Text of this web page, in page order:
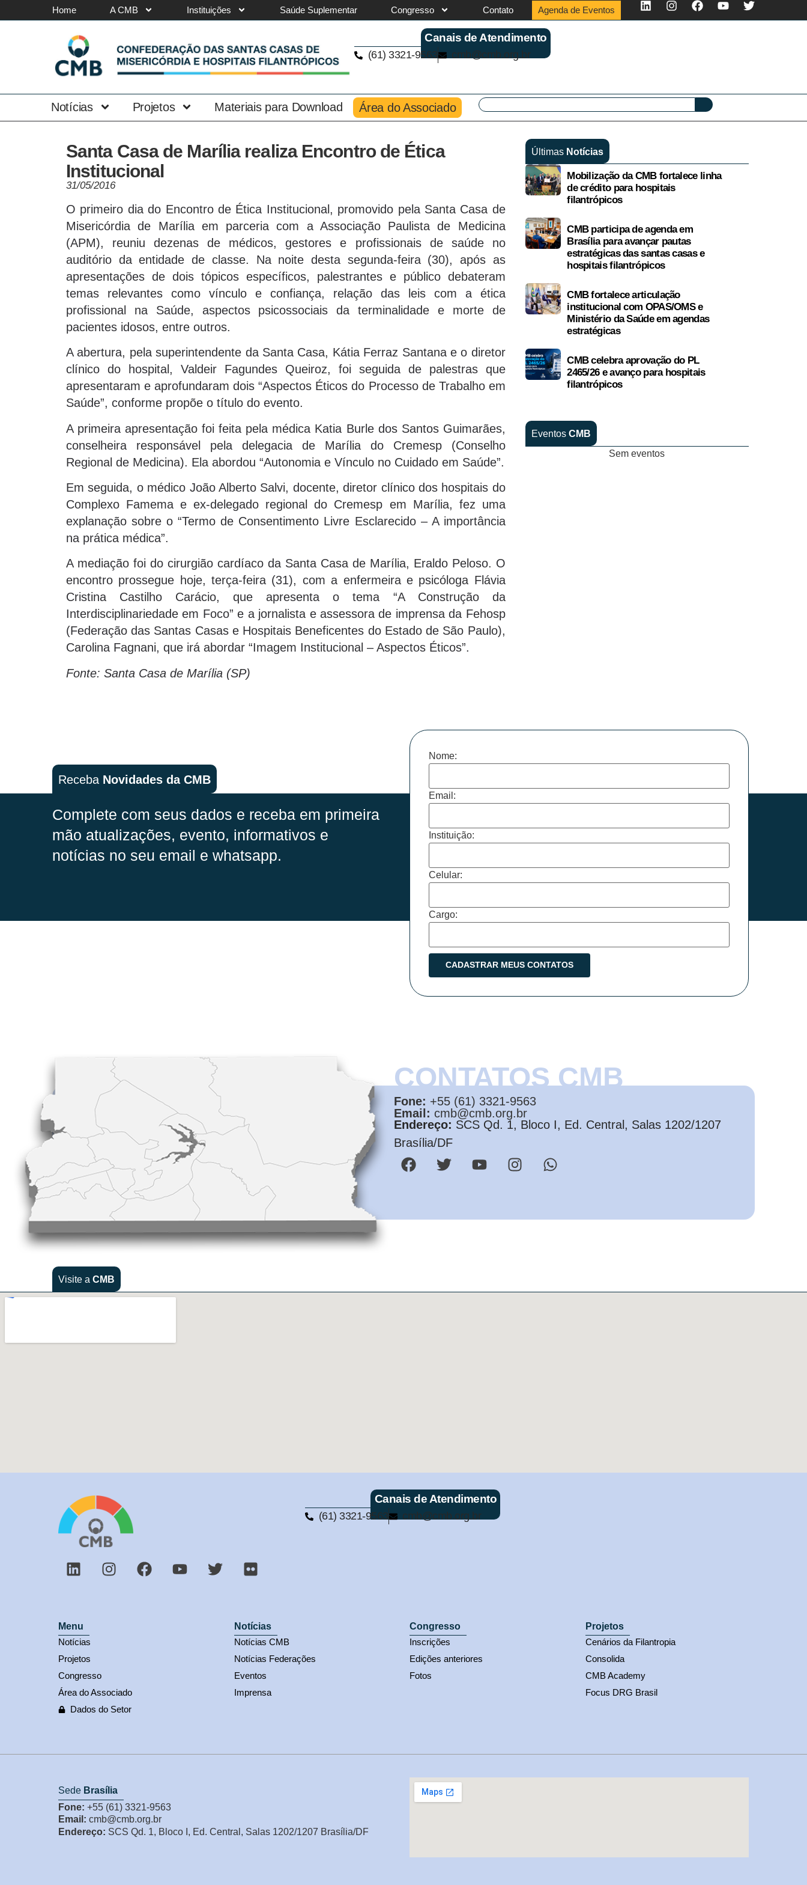
Home A CMB Instituições Saúde Suplementar Congresso Contato Agenda de Eventos
Canais de Atendimento
(61) 3321-9563 cmb@cmb.org.br
Notícias Projetos Materiais para Download Área do Associado
Santa Casa de Marília realiza Encontro de Ética
Institucional
31/05/2016
O primeiro dia do Encontro de Ética Institucional, promovido pela Santa Casa de
Misericórdia de Marília em parceria com a Associação Paulista de Medicina
(APM), reuniu dezenas de médicos, gestores e profissionais de saúde no
auditório da entidade de classe. Na noite desta segunda-feira (30), após as
apresentações de dois tópicos específicos, palestrantes e público debateram
temas relevantes como vínculo e confiança, relação das leis com a ética
profissional na Saúde, aspectos psicossociais da terminalidade e morte de
pacientes idosos, entre outros.
A abertura, pela superintendente da Santa Casa, Kátia Ferraz Santana e o diretor
clínico do hospital, Valdeir Fagundes Queiroz, foi seguida de palestras que
apresentaram e aprofundaram dois “Aspectos Éticos do Processo de Trabalho em
Saúde”, conforme propõe o título do evento.
A primeira apresentação foi feita pela médica Katia Burle dos Santos Guimarães,
conselheira responsável pela delegacia de Marília do Cremesp (Conselho
Regional de Medicina). Ela abordou “Autonomia e Vínculo no Cuidado em Saúde”.
Em seguida, o médico João Alberto Salvi, docente, diretor clínico dos hospitais do
Complexo Famema e ex-delegado regional do Cremesp em Marília, fez uma
explanação sobre o “Termo de Consentimento Livre Esclarecido – A importância
na prática médica”.
A mediação foi do cirurgião cardíaco da Santa Casa de Marília, Eraldo Peloso. O
encontro prossegue hoje, terça-feira (31), com a enfermeira e psicóloga Flávia
Cristina Castilho Carácio, que apresenta o tema “A Construção da
Interdisciplinariedade em Foco” e a jornalista e assessora de imprensa da Fehosp
(Federação das Santas Casas e Hospitais Beneficentes do Estado de São Paulo),
Carolina Fagnani, que irá abordar “Imagem Institucional – Aspectos Éticos”.
Fonte: Santa Casa de Marília (SP)
Últimas Notícias
Mobilização da CMB fortalece linha
de crédito para hospitais
filantrópicos
CMB participa de agenda em
Brasília para avançar pautas
estratégicas das santas casas e
hospitais filantrópicos
CMB fortalece articulação
institucional com OPAS/OMS e
Ministério da Saúde em agendas
estratégicas
CMB celebra aprovação do PL
2465/26 e avanço para hospitais
filantrópicos
Eventos CMB
Sem eventos
Receba Novidades da CMB
Complete com seus dados e receba em primeira
mão atualizações, evento, informativos e
notícias no seu email e whatsapp.
Nome:
Email:
Instituição:
Celular:
Cargo:
CONTATOS CMB
Fone: +55 (61) 3321-9563
Email: cmb@cmb.org.br
Endereço: SCS Qd. 1, Bloco I, Ed. Central, Salas 1202/1207
Brasília/DF
Visite a CMB
Canais de Atendimento
(61) 3321-9563 cmb@cmb.org.br
Menu
Notícias
Projetos
Congresso
Área do Associado
Dados do Setor
Notícias
Notícias CMB
Notícias Federações
Eventos
Imprensa
Congresso
Inscrições
Edições anteriores
Fotos
Projetos
Cenários da Filantropia
Consolida
CMB Academy
Focus DRG Brasil
Sede Brasília
Fone: +55 (61) 3321-9563
Email: cmb@cmb.org.br
Endereço: SCS Qd. 1, Bloco I, Ed. Central, Salas 1202/1207 Brasília/DF